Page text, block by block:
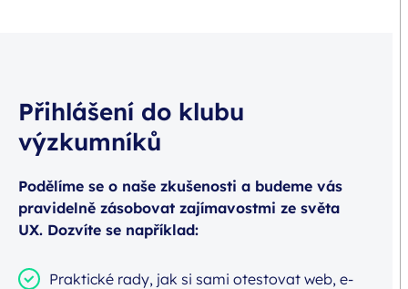
Přihlášení do klubu
výzkumníků
Podělíme se o naše zkušenosti a budeme vás
pravidelně zásobovat zajímavostmi ze světa
UX. Dozvíte se například:
Praktické rady, jak si sami otestovat web, e-